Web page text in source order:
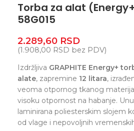
Torba za alat
58G015
2.289,60 RSD
(1.908,00 RSD bez PDV)
Izdržljiva GRAPHITE Energy+
alate, zapremine 12 litara,
veoma otpornog tkanog
visoku otpornost na habanje.
laminirana poliesterskim slojem
od vlage i nepovoljnih